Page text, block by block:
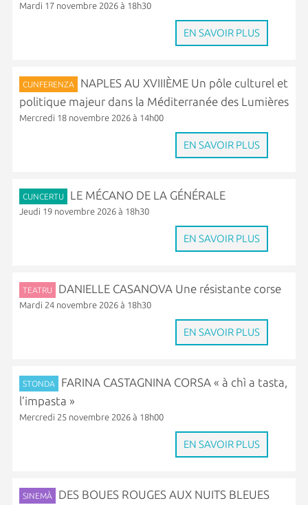
Mardi 17 novembre 2026 à 18h30
EN SAVOIR PLUS
CUNFERENZA
NAPLES AU XVIIIÈME Un pôle culturel et
politique majeur dans la Méditerranée des Lumières
Mercredi 18 novembre 2026 à 14h00
EN SAVOIR PLUS
CUNCERTU LE MÉCANO DE LA GÉNÉRALE
Jeudi 19 novembre 2026 à 18h30
EN SAVOIR PLUS
TEATRU DANIELLE CASANOVA Une résistante corse
Mardi 24 novembre 2026 à 18h30
EN SAVOIR PLUS
STONDA
FARINA CASTAGNINA CORSA « à chì a tasta,
l’impasta »
Mercredi 25 novembre 2026 à 18h00
EN SAVOIR PLUS
SINEMÀ DES BOUES ROUGES AUX NUITS BLEUES